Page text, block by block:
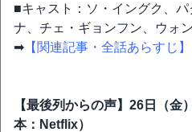
■キャスト：ソ・イングク、パ
ナ、チェ・ギョンフン、ウォ
➡ 【関連記事・全話あらすじ】
【最後列からの声】26日（金
本：Netflix）